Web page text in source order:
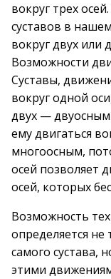
вокруг трех
суставов в
вокруг двух или
Возможности
Суставы,
вокруг одной
двух —
ему двигаться
многоосным,
осей позволяет
осей, которых
Возможность
определяется
самого
этими